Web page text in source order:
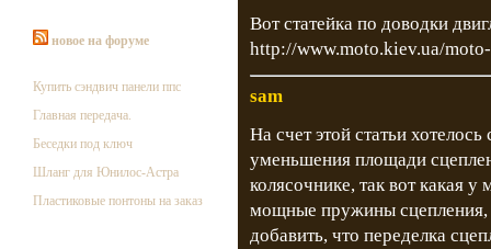
новое на форуме
Купить сэндвич панели ппс
Главная передача.
Беседки под ключ
Шланг для Юнилос-Астра
Пластиковые понтоны на заказ
Вот статейка по доводки
http://www.moto.kiev.ua/
sam
На счет этой статьи
уменьшения площади
колясочнике, так вот какая
мощные пружины сцепления,
добавить, что переделка